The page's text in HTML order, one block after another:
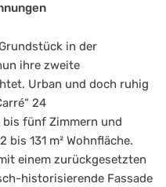
in der
ihre zweite
Urban und doch ruhig
24
fünf Zimmern und
131 m² Wohnfläche.
einem zurückgesetzten
historisierende Fassade